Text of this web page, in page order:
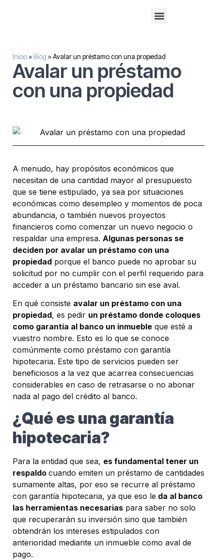
Inicio» Blog »Avalar un préstamo con una propiedad
Avalar un préstamo
con una propiedad
A menudo, hay propósitos económicos que
necesitan de una cantidad mayor al presupuesto
que se tiene estipulado, ya sea por situaciones
económicas como desempleo y momentos de poca
abundancia, o también nuevos proyectos
financieros como comenzar un nuevo negocio o
respaldar una empresa. Algunas personas se
deciden por avalar un préstamo con una
propiedad porque el banco puede no aprobar su
solicitud por no cumplir con el perfil requerido para
acceder a un préstamo bancario sin ese aval.
En qué consiste avalar un préstamo con una
propiedad, es pedir un préstamo donde coloques
como garantía al banco un inmueble que esté a
vuestro nombre. Esto es lo que se conoce
comúnmente como préstamo con garantía
hipotecaria. Este tipo de servicios pueden ser
beneficiosos a la vez que acarrea consecuencias
considerables en caso de retrasarse o no abonar
nada al pago del crédito al banco.
¿Qué es una garantía
hipotecaria?
Para la entidad que sea, es fundamental tener un
respaldo cuando emiten un préstamo de cantidades
sumamente altas, por eso se recurre al préstamo
con garantía hipotecaria, ya que eso le da al banco
las herramientas necesarias para saber no solo
que recuperarán su inversión sino que también
obtendrán los intereses estipulados con
anterioridad mediante un inmueble como aval de
pago.